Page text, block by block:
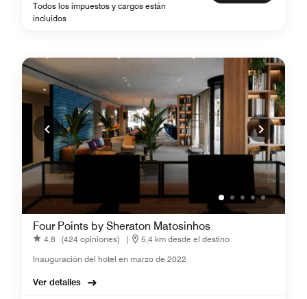
Todos los impuestos y cargos están
incluidos
Four Points by Sheraton Matosinhos
4.8 (424 opiniones) |
5,4 km desde el destino
Inauguración del hotel en marzo de 2022
Ver detalles